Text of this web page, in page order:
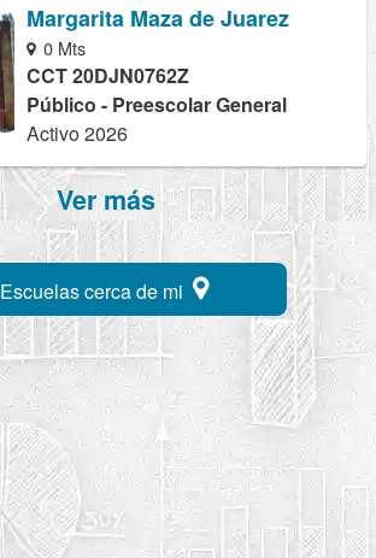
Margarita Maza de Juarez
0 Mts
CCT 20DJN0762Z
Público - Preescolar General
Activo 2026
Ver más
Escuelas cerca de mi